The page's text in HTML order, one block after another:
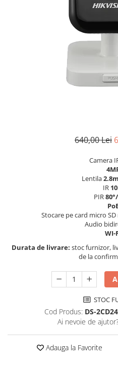
640,00 Lei
Camera
Lentila
IR
PIR
Stocare pe card micro
Audio
WI-
Durata de livrare: stoc furnizor,
de la
STOC
Cod Produs: DS-
Ai nevoie de
Adauga la Favorite